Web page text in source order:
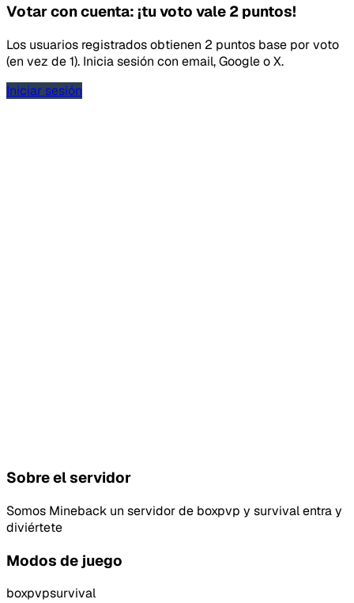
Votar con cuenta: ¡tu voto vale 2 puntos!
Los usuarios registrados obtienen 2 puntos base por voto
(en vez de 1). Inicia sesión con email, Google o X.
Iniciar sesión
Sobre el servidor
Somos Mineback un servidor de boxpvp y survival entra y
diviértete
Modos de juego
boxpvpsurvival